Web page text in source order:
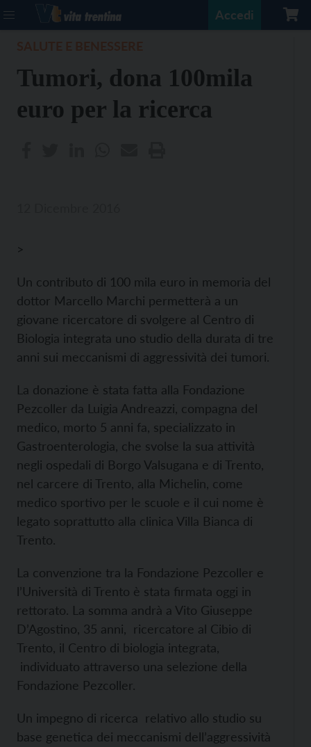
Accedi
Tumori, dona 100mila
euro per la ricerca
>
Un contributo di 100 mila euro in memoria del
dottor Marcello Marchi permetterà a un
giovane ricercatore di svolgere al Centro di
Biologia integrata uno studio della durata di tre
anni sui meccanismi di aggressività dei tumori.
La donazione è stata fatta alla Fondazione
Pezcoller da Luigia Andreazzi, compagna del
medico, morto 5 anni fa, specializzato in
Gastroenterologia, che svolse la sua attività
negli ospedali di Borgo Valsugana e di Trento,
nel carcere di Trento, alla Michelin, come
medico sportivo per le scuole e il cui nome è
legato soprattutto alla clinica Villa Bianca di
Trento.
La convenzione tra la Fondazione Pezcoller e
l’Università di Trento è stata firmata oggi in
rettorato. La somma andrà a Vito Giuseppe
D’Agostino, 35 anni, ricercatore al Cibio di
Trento, il Centro di biologia integrata,
individuato attraverso una selezione della
Fondazione Pezcoller.
Un impegno di ricerca relativo allo studio su
base genetica dei meccanismi dell’aggressività